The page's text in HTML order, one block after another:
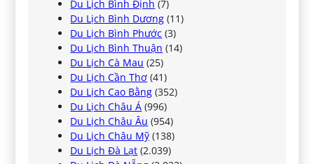
Du Lịch Bình Định (7)
Du Lịch Bình Dương (11)
Du Lịch Bình Phước (3)
Du Lịch Bình Thuận (14)
Du Lịch Cà Mau (25)
Du Lịch Cần Thơ (41)
Du Lịch Cao Bằng (352)
Du Lịch Châu Á (996)
Du Lịch Châu Âu (954)
Du Lịch Châu Mỹ (138)
Du Lịch Đà Lạt (2.039)